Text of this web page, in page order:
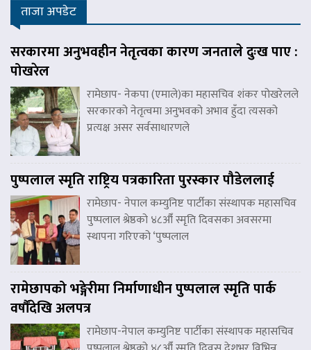
ताजा अपडेट
सरकारमा अनुभवहीन नेतृत्वका कारण जनताले दुःख पाए :
पोखरेल
रामेछाप- नेकपा (एमाले)का महासचिव शंकर पोखरेलले
सरकारको नेतृत्वमा अनुभवको अभाव हुँदा त्यसको
प्रत्यक्ष असर सर्वसाधारणले
पुष्पलाल स्मृति राष्ट्रिय पत्रकारिता पुरस्कार पौडेललाई
रामेछाप- नेपाल कम्युनिष्ट पार्टीका संस्थापक महासचिव
पुष्पलाल श्रेष्ठको ४८औँ स्मृति दिवसका अवसरमा
स्थापना गरिएको ‘पुष्पलाल
रामेछापको भङ्गेरीमा निर्माणाधीन पुष्पलाल स्मृति पार्क
वर्षौंदेखि अलपत्र
रामेछाप-नेपाल कम्युनिष्ट पार्टीका संस्थापक महासचिव